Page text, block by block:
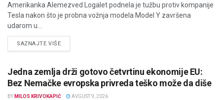
Amerikanka Alemezved Logalet podnela je tužbu protiv kompanije
Tesla nakon što je probna vožnja modela Model Y završena
udarom u...
SAZNAJTE VIŠEDETAILS
Jedna zemlja drži gotovo četvrtinu ekonomije EU:
Bez Nemačke evropska privreda teško može da diše
BY MILOS KRIVOKAPIĆ AVGUST 9, 2026